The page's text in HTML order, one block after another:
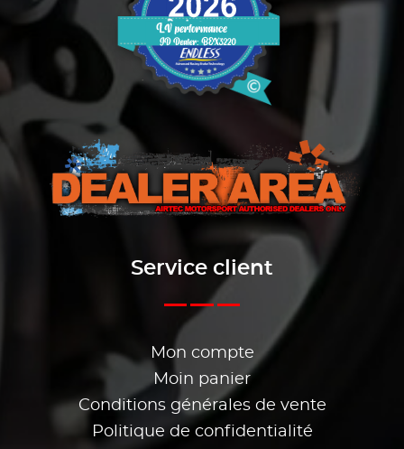
Service client
Mon compte
Moin panier
Conditions générales de vente
Politique de confidentialité